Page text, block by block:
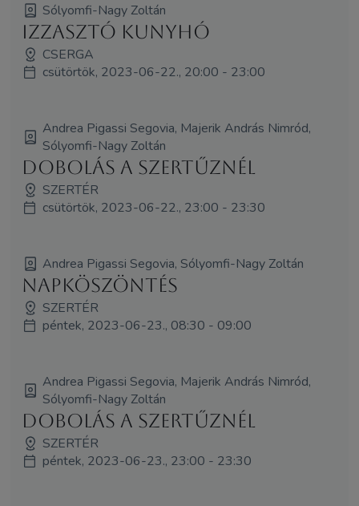
Sólyomfi-Nagy Zoltán
Izzasztó kunyhó
CSERGA
csütörtök, 2023-06-22., 20:00 - 23:00
Andrea Pigassi Segovia, Majerik András Nimród,
Sólyomfi-Nagy Zoltán
Dobolás a Szertűznél
SZERTÉR
csütörtök, 2023-06-22., 23:00 - 23:30
Andrea Pigassi Segovia, Sólyomfi-Nagy Zoltán
Napköszöntés
SZERTÉR
péntek, 2023-06-23., 08:30 - 09:00
Andrea Pigassi Segovia, Majerik András Nimród,
Sólyomfi-Nagy Zoltán
Dobolás a Szertűznél
SZERTÉR
péntek, 2023-06-23., 23:00 - 23:30